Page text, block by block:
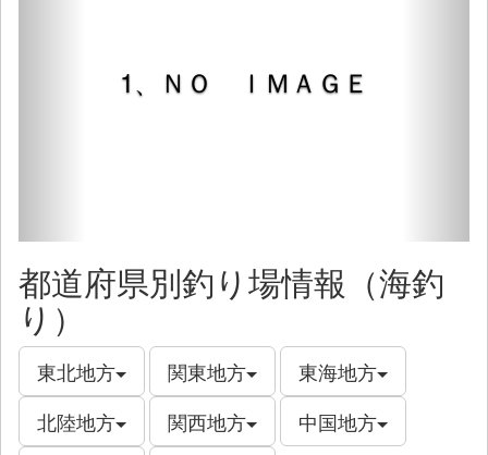
1、ＮＯ ＩＭＡＧＥ
都道府県別釣り場情報（海釣
り）
東北地方 関東地方
東海地方
北陸地方
関西地方
中国地方